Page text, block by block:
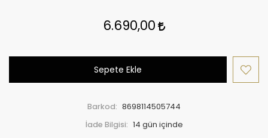
6.690,00
Sepete Ekle
Barkod: 8698114505744
İade Bilgisi: